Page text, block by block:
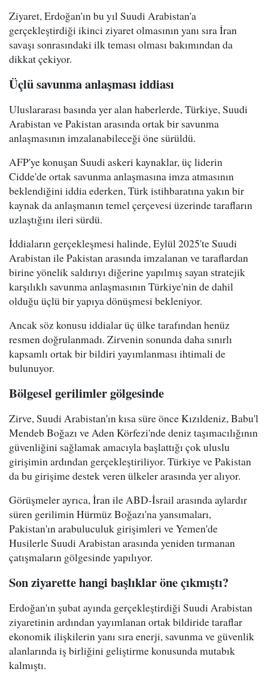
Ziyaret, Erdoğan'ın bu yıl Suudi Arabistan'a
gerçekleştirdiği ikinci ziyaret olmasının yanı sıra İran
savaşı sonrasındaki ilk teması olması bakımından da
dikkat çekiyor.
Üçlü savunma anlaşması iddiası
Uluslararası basında yer alan haberlerde, Türkiye, Suudi
Arabistan ve Pakistan arasında ortak bir savunma
anlaşmasının imzalanabileceği öne sürüldü.
AFP'ye konuşan Suudi askeri kaynaklar, üç liderin
Cidde'de ortak savunma anlaşmasına imza atmasının
beklendiğini iddia ederken, Türk istihbaratına yakın bir
kaynak da anlaşmanın temel çerçevesi üzerinde tarafların
uzlaştığını ileri sürdü.
İddiaların gerçekleşmesi halinde, Eylül 2025'te Suudi
Arabistan ile Pakistan arasında imzalanan ve taraflardan
birine yönelik saldırıyı diğerine yapılmış sayan stratejik
karşılıklı savunma anlaşmasının Türkiye'nin de dahil
olduğu üçlü bir yapıya dönüşmesi bekleniyor.
Ancak söz konusu iddialar üç ülke tarafından henüz
resmen doğrulanmadı. Zirvenin sonunda daha sınırlı
kapsamlı ortak bir bildiri yayımlanması ihtimali de
bulunuyor.
Bölgesel gerilimler gölgesinde
Zirve, Suudi Arabistan'ın kısa süre önce Kızıldeniz, Babu'l
Mendeb Boğazı ve Aden Körfezi'nde deniz taşımacılığının
güvenliğini sağlamak amacıyla başlattığı çok uluslu
girişimin ardından gerçekleştiriliyor. Türkiye ve Pakistan
da bu girişime destek veren ülkeler arasında yer alıyor.
Görüşmeler ayrıca, İran ile ABD-İsrail arasında aylardır
süren gerilimin Hürmüz Boğazı'na yansımaları,
Pakistan'ın arabuluculuk girişimleri ve Yemen'de
Husilerle Suudi Arabistan arasında yeniden tırmanan
çatışmaların gölgesinde yapılıyor.
Son ziyarette hangi başlıklar öne çıkmıştı?
Erdoğan'ın şubat ayında gerçekleştirdiği Suudi Arabistan
ziyaretinin ardından yayımlanan ortak bildiride taraflar
ekonomik ilişkilerin yanı sıra enerji, savunma ve güvenlik
alanlarında iş birliğini geliştirme konusunda mutabık
kalmıştı.